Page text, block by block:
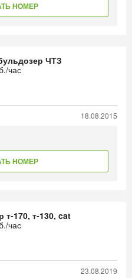
НОМЕР
ЧТЗ
час
18.08.2015
НОМЕР
т-170, т-130, cat
час
23.08.2019